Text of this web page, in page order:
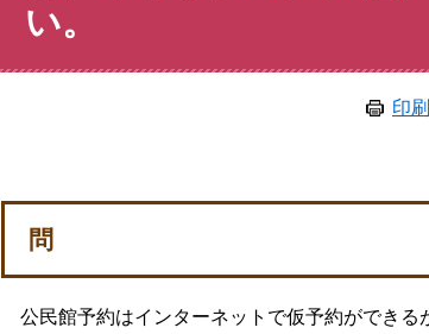
い。
印刷
問
公民館予約はインターネットで仮予約ができる